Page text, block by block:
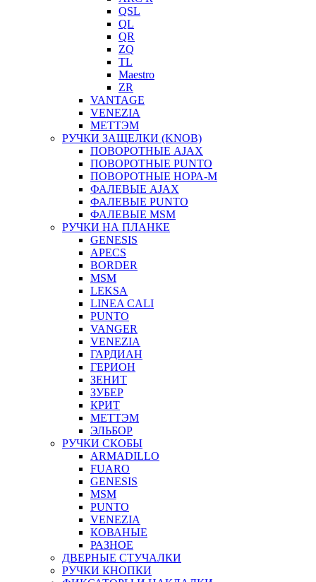
QSL
QL
QR
ZQ
TL
Maestro
ZR
VANTAGE
VENEZIA
МЕТТЭМ
РУЧКИ ЗАЩЕЛКИ (KNOB)
ПОВОРОТНЫЕ AJAX
ПОВОРОТНЫЕ PUNTO
ПОВОРОТНЫЕ НОРА-М
ФАЛЕВЫЕ AJAX
ФАЛЕВЫЕ PUNTO
ФАЛЕВЫЕ MSM
РУЧКИ НА ПЛАНКЕ
GENESIS
APECS
BORDER
MSM
LEKSA
LINEA CALI
PUNTO
VANGER
VENEZIA
ГАРДИАН
ГЕРИОН
ЗЕНИТ
ЗУБЕР
КРИТ
МЕТТЭМ
ЭЛЬБОР
РУЧКИ СКОБЫ
ARMADILLO
FUARO
GENESIS
MSM
PUNTO
VENEZIA
КОВАНЫЕ
РАЗНОЕ
ДВЕРНЫЕ СТУЧАЛКИ
РУЧКИ КНОПКИ